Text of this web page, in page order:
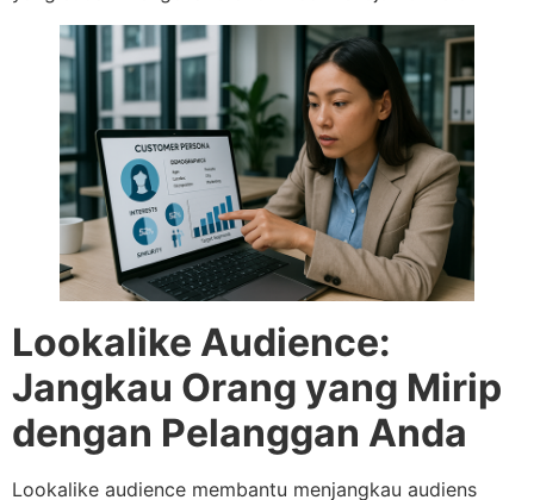
Lookalike Audience:
Jangkau Orang yang Mirip
dengan Pelanggan Anda
Lookalike audience membantu menjangkau audiens